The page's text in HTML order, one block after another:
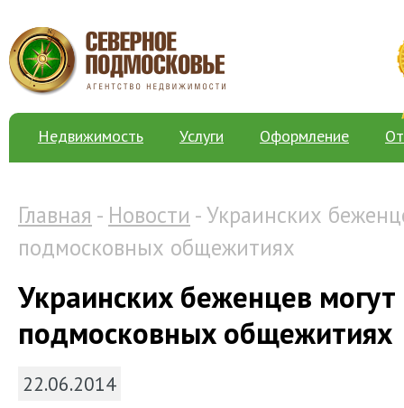
Недвижимость Услуги Оформление
Главная - Новости - Украинских
подмосковных общежитиях
Украинских беженцев могут
подмосковных общежитиях
22.06.2014